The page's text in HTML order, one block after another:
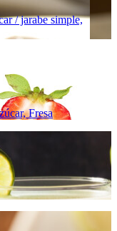
/ jarabe simple,
Fresa